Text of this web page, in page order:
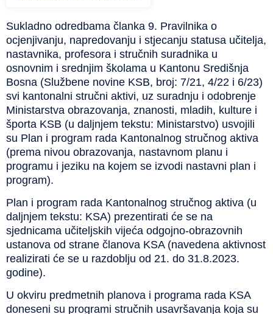
Sukladno odredbama članka 9. Pravilnika o
ocjenjivanju, napredovanju i stjecanju statusa učitelja,
nastavnika, profesora i stručnih suradnika u
osnovnim i srednjim školama u Kantonu Središnja
Bosna (Službene novine KSB, broj: 7/21, 4/22 i 6/23)
svi kantonalni stručni aktivi, uz suradnju i odobrenje
Ministarstva obrazovanja, znanosti, mladih, kulture i
športa KSB (u daljnjem tekstu: Ministarstvo) usvojili
su Plan i program rada Kantonalnog stručnog aktiva
(prema nivou obrazovanja, nastavnom planu i
programu i jeziku na kojem se izvodi nastavni plan i
program).
Plan i program rada Kantonalnog stručnog aktiva (u
daljnjem tekstu: KSA) prezentirati će se na
sjednicama učiteljskih vijeća odgojno-obrazovnih
ustanova od strane članova KSA (navedena aktivnost
realizirati će se u razdoblju od 21. do 31.8.2023.
godine).
U okviru predmetnih planova i programa rada KSA
doneseni su programi stručnih usavršavanja koja su